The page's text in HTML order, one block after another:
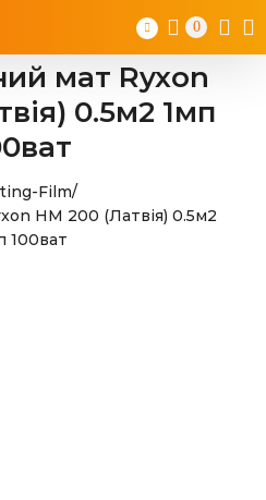
0
мат Ryxon
0.5м2 1мп
Film/
HM 200 (Латвія) 0.5м2
100ват